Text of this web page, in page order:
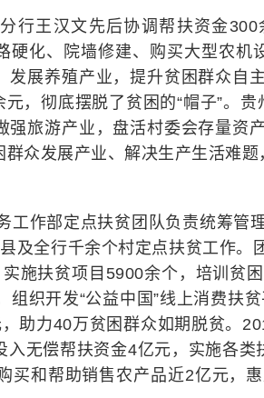
行王汉文先后协调帮扶资金
硬化、院墙修建、购买大型农机
发展养殖产业，提升贫困群众自
，彻底摆脱了贫困的“帽子”。
强旅游产业，盘活村委会存量资
群众发展产业、解决生产生活难
工作部定点扶贫团队负责统筹管
及全行千余个村定点扶贫工作。
施扶贫项目5900余个，培训贫
组织开发“公益中国”线上消费扶
助力40万贫困群众如期脱贫。
入无偿帮扶资金4亿元，实施各类
买和帮助销售农产品近2亿元，